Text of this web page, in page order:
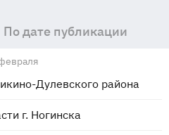
По дате публикации
Дулевского района
г. Ногинска